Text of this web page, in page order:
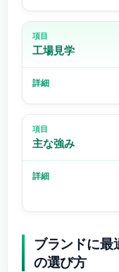
工場見学
主な強み
ブランドに最
の選び方